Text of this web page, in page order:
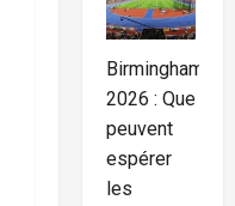
Birmingham
2026 : Que
peuvent
espérer
les